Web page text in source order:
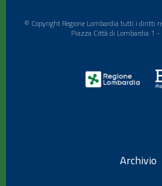
© Copyright Regione Lombardia tutti i diritti
Piazza Città di Lombardia 1
Archivio